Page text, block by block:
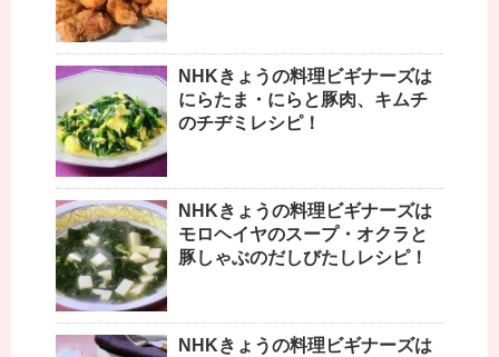
NHKきょうの料理ビギナーズは
にらたま・にらと豚肉、キムチ
のチヂミレシピ！
NHKきょうの料理ビギナーズは
モロヘイヤのスープ・オクラと
豚しゃぶのだしびたしレシピ！
NHKきょうの料理ビギナーズは